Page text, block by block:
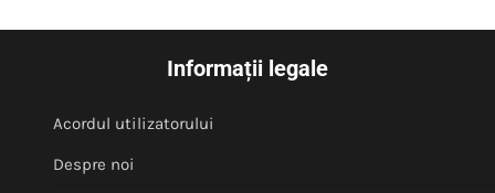
Informații legale
Acordul utilizatorului
Despre noi